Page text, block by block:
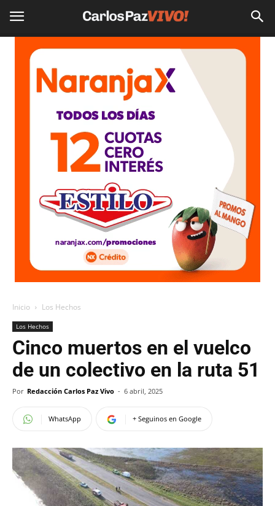
Inicio Los Hechos
Los Hechos
Cinco muertos en el vuelco
de un colectivo en la ruta 51
Por Redacción Carlos Paz Vivo - 6 abril, 2025
WhatsApp + Seguinos en Google